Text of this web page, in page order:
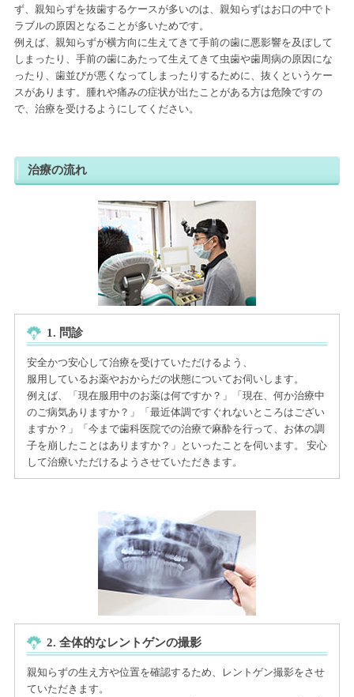
ず、親知らずを抜歯するケースが多いのは、親知らずはお口の中でト
ラブルの原因となることが多いためです。
例えば、親知らずが横方向に生えてきて手前の歯に悪影響を及ぼして
しまったり、手前の歯にあたって生えてきて虫歯や歯周病の原因にな
ったり、歯並びが悪くなってしまったりするために、抜くというケー
スがあります。腫れや痛みの症状が出たことがある方は危険ですの
で、治療を受けるようにしてください。
治療の流れ
1. 問診
安全かつ安心して治療を受けていただけるよう、
服用しているお薬やおからだの状態についてお伺いします。
例えば、「現在服用中のお薬は何ですか？」「現在、何か治療中
のご病気ありますか？」「最近体調ですぐれないところはござい
ますか？」「今まで歯科医院での治療で麻酔を行って、お体の調
子を崩したことはありますか？」といったことを伺います。 安心
して治療いただけるようさせていただきます。
2. 全体的なレントゲンの撮影
親知らずの生え方や位置を確認するため、レントゲン撮影をさせ
ていただきます。